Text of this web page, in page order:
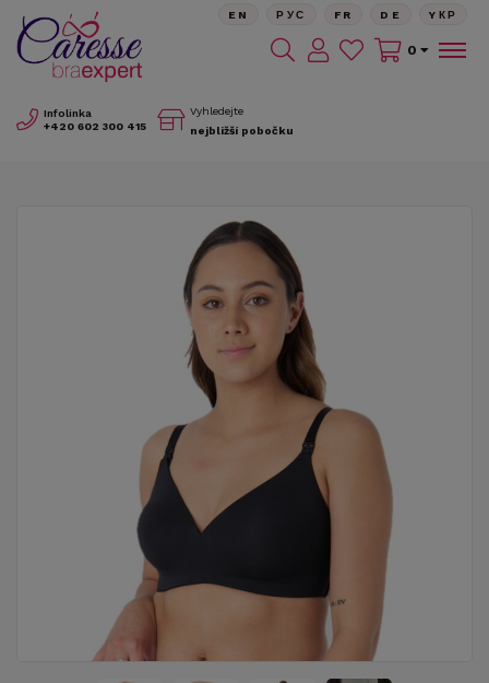
Infolinka
+420 602 300 415
Vyhledejte
nejbližší pobočku
EN РУС FR DE YКР
0